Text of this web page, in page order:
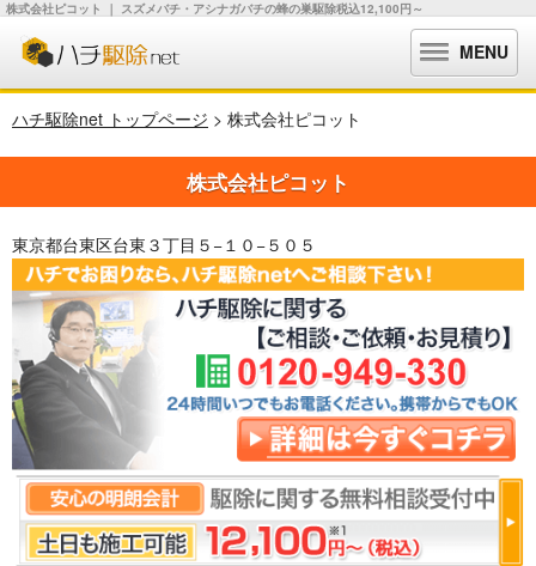
株式会社ピコット ｜ スズメバチ・アシナガバチの蜂の巣駆除税込12,100円～
MENU
ハチ駆除net トップページ > 株式会社ピコット
株式会社ピコット
東京都台東区台東３丁目５−１０−５０５